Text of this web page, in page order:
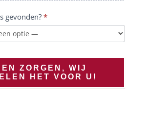
gevonden? *
ZORGEN, WIJ
HET VOOR U!